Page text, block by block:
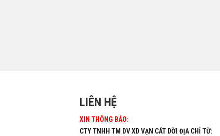
LIÊN HỆ
XIN THÔNG BÁO:
CTY TNHH TM DV XD VẠN CÁT DỜI ĐỊA CHỈ TỪ: